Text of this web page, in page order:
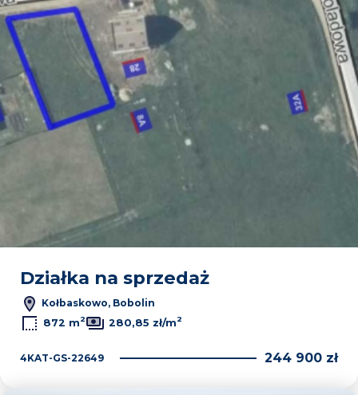
Działka na sprzedaż
Kołbaskowo, Bobolin
872 m2 280,85 zł/m2
4KAT-GS-22649 244 900 zł